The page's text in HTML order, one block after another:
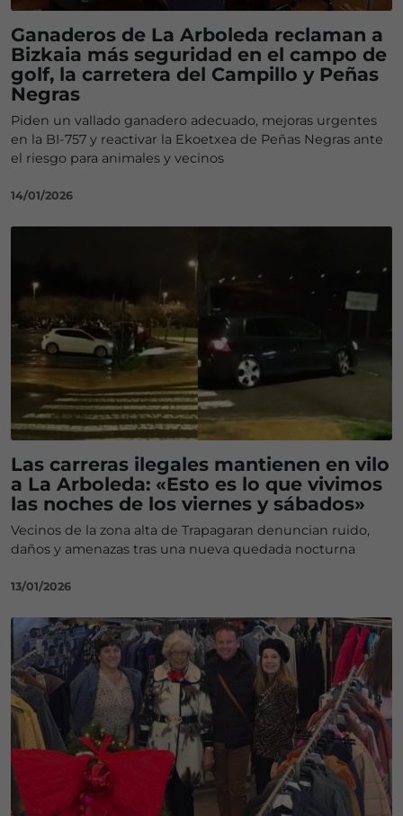
Ganaderos de La Arboleda reclaman a
Bizkaia más seguridad en el campo de
golf, la carretera del Campillo y Peñas
Negras
Piden un vallado ganadero adecuado, mejoras urgentes
en la BI-757 y reactivar la Ekoetxea de Peñas Negras ante
el riesgo para animales y vecinos
14/01/2026
Las carreras ilegales mantienen en vilo
a La Arboleda: «Esto es lo que vivimos
las noches de los viernes y sábados»
Vecinos de la zona alta de Trapagaran denuncian ruido,
daños y amenazas tras una nueva quedada nocturna
13/01/2026